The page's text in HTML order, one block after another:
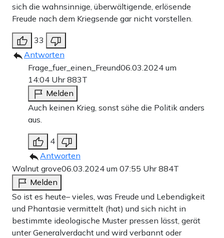
sich die wahnsinnige, überwältigende, erlösende
Freude nach dem Kriegsende gar nicht vorstellen.
33
Antworten
Frage_fuer_einen_Freund06.03.2024 um
14:04 Uhr883T
Melden
Auch keinen Krieg, sonst sähe die Politik anders
aus.
4
Antworten
Walnut grove06.03.2024 um 07:55 Uhr884T
Melden
So ist es heute– vieles, was Freude und Lebendigkeit
und Phantasie vermittelt (hat) und sich nicht in
bestimmte ideologische Muster pressen lässt, gerät
unter Generalverdacht und wird verbannt oder